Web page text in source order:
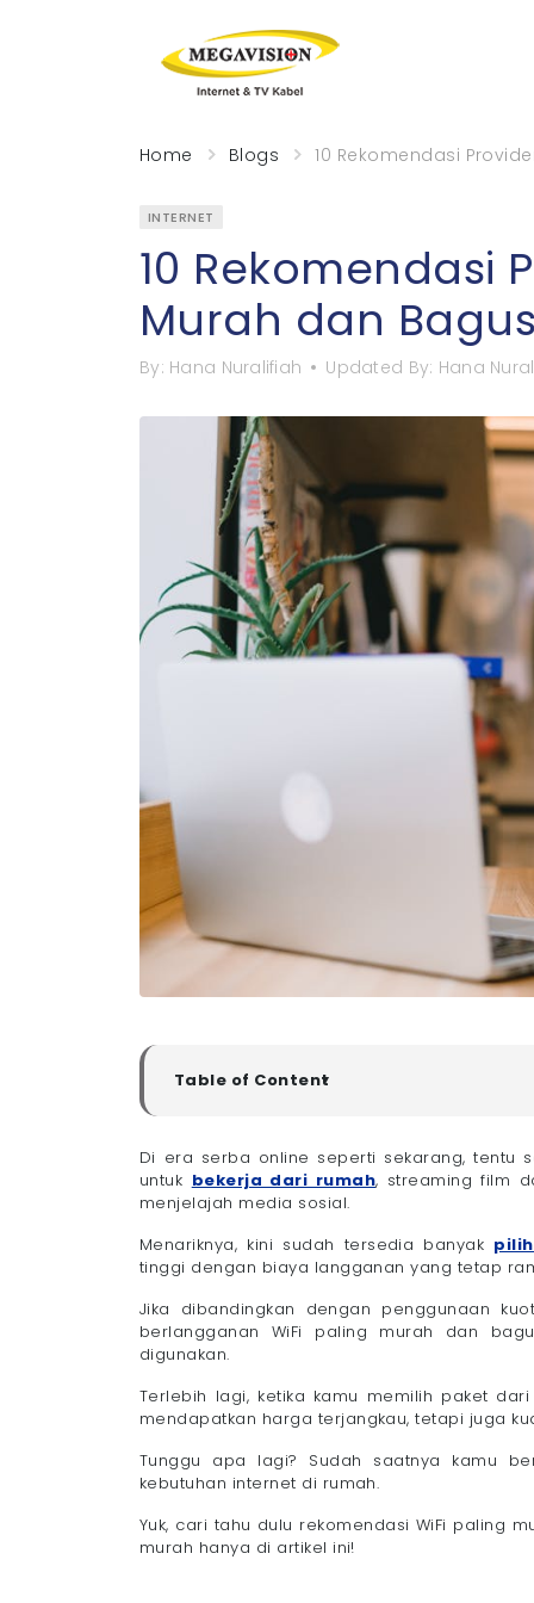
Home Blogs 10 Rekomendasi
INTERNET
10 Rekomendasi
Murah dan
By: Hana Nuralifiah Updated By: Hana
Table of Content
▼
- 1. Megavision
- 2. Iconnet
- 3. MyRepublic
- 4. CBN Fiber
- 5. IndiHome
- 7. Indosat HiFi
- 8. Bali Fiber
- 10. ION Network
- 1. Bandingkan Harga dan Kecepatan
- 3. Cek Rincian Harga dan Promo
- 4. Pilih Kecepatan yang Sesuai
Di era serba online seperti sekarang, tentu
untuk bekerja dari rumah, streaming film
menjelajah media sosial.
Menariknya, kini sudah tersedia banyak
tinggi dengan biaya langganan yang tetap
Jika dibandingkan dengan penggunaan
berlangganan WiFi paling murah dan
digunakan.
Terlebih lagi, ketika kamu memilih paket
mendapatkan harga terjangkau, tetapi juga
Tunggu apa lagi? Sudah saatnya kamu
kebutuhan internet di rumah.
Yuk, cari tahu dulu rekomendasi WiFi paling
murah hanya di artikel ini!